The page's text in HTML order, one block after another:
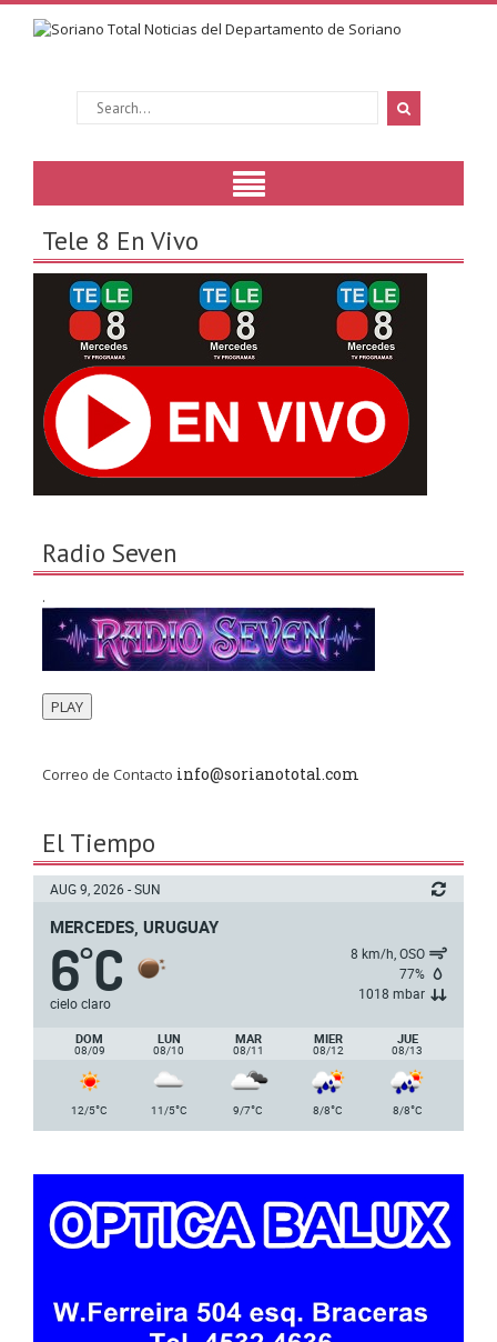
Tele 8 En Vivo
Radio Seven
.
PLAY
Correo de Contacto info@sorianototal.com
El Tiempo
AUG 9, 2026 - SUN
MERCEDES, URUGUAY
6°C
cielo claro
8 km/h, OSO
77%
1018 mbar
DOM
08/09
LUN
08/10
MAR
08/11
MIER
08/12
JUE
08/13
12/5°C 11/5°C 9/7°C 8/8°C 8/8°C